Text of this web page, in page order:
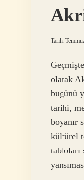
Tarih:
olarak
bugünü
tarihi,
boyanır
kültürel
tabloları